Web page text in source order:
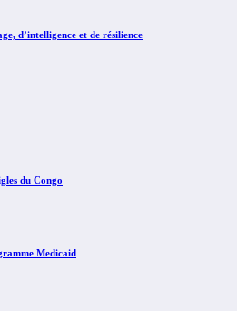
d’intelligence et de résilience
du Congo
Medicaid